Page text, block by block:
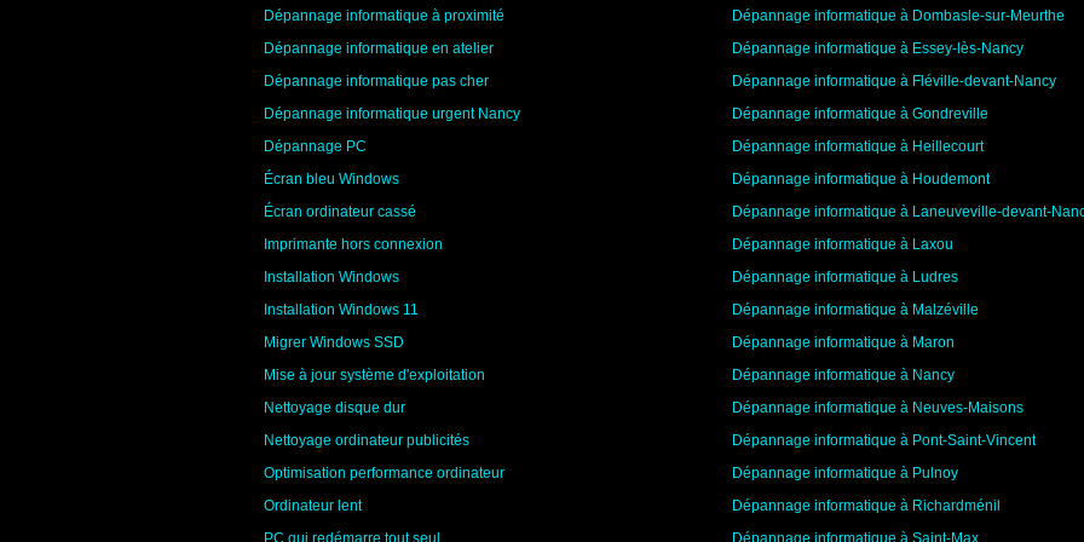
Dépannage informatique à proximité
Dépannage informatique en atelier
Dépannage informatique pas cher
Dépannage informatique urgent Nancy
Dépannage PC
Écran bleu Windows
Écran ordinateur cassé
Imprimante hors connexion
Installation Windows
Installation Windows 11
Migrer Windows SSD
Mise à jour système d'exploitation
Nettoyage disque dur
Nettoyage ordinateur publicités
Optimisation performance ordinateur
Ordinateur lent
Dépannage informatique à Dombasle-sur-Meurthe
Dépannage informatique à Essey-lès-Nancy
Dépannage informatique à Fléville-devant-Nancy
Dépannage informatique à Gondreville
Dépannage informatique à Heillecourt
Dépannage informatique à Houdemont
Dépannage informatique à Laneuveville-devant-
Dépannage informatique à Laxou
Dépannage informatique à Ludres
Dépannage informatique à Malzéville
Dépannage informatique à Maron
Dépannage informatique à Nancy
Dépannage informatique à Neuves-Maisons
Dépannage informatique à Pont-Saint-Vincent
Dépannage informatique à Pulnoy
Dépannage informatique à Richardménil